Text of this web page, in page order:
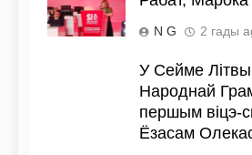
N G 2 гады
У Сейме Літвы
Народнай
першым віцэ-
Ёзасам